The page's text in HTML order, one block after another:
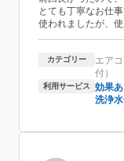
とても丁寧なお仕
使われましたが、
ありがとうござい
カテゴリー
エア
付）
利用サービス
効果
洗浄